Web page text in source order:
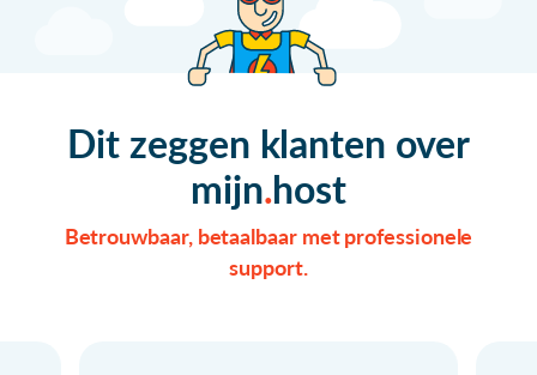
Dit zeggen klanten over
mijn host
Betrouwbaar, betaalbaar met professionele
support.